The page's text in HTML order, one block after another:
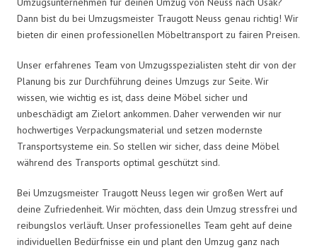
Dann bist du bei Umzugsmeister Traugott Neuss genau richtig! Wir
bieten dir einen professionellen Möbeltransport zu fairen Preisen.
Unser erfahrenes Team von Umzugsspezialisten steht dir von der
Planung bis zur Durchführung deines Umzugs zur Seite. Wir
wissen, wie wichtig es ist, dass deine Möbel sicher und
unbeschädigt am Zielort ankommen. Daher verwenden wir nur
hochwertiges Verpackungsmaterial und setzen modernste
Transportsysteme ein. So stellen wir sicher, dass deine Möbel
während des Transports optimal geschützt sind.
Bei Umzugsmeister Traugott Neuss legen wir großen Wert auf
deine Zufriedenheit. Wir möchten, dass dein Umzug stressfrei und
reibungslos verläuft. Unser professionelles Team geht auf deine
individuellen Bedürfnisse ein und plant den Umzug ganz nach